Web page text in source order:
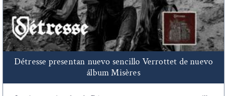
Détresse presentan nuevo sencillo Verrottet de nuevo
álbum Misères